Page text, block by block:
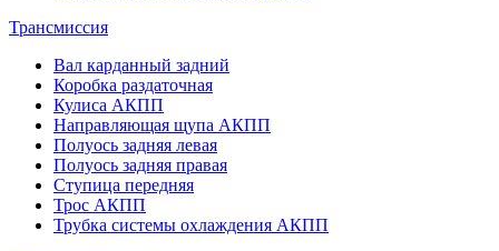
Трансмиссия
Вал карданный задний
Коробка раздаточная
Кулиса АКПП
Направляющая щупа АКПП
Полуось задняя левая
Полуось задняя правая
Ступица передняя
Трос АКПП
Трубка системы охлаждения АКПП